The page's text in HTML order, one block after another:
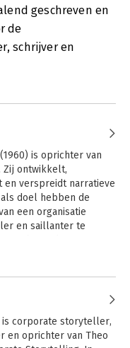
geschreven en
de
schrijver en
is oprichter van
Zij ontwikkelt,
en verspreidt narratieve
doel hebben de
een organisatie
en saillanter te
het CNV en de
is corporate storyteller,
en oprichter van Theo